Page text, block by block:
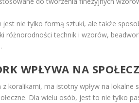
jest nie tylko formą sztuki, ale także
różnorodności technik i wzorów,
WPŁYWA NA
z koralikami, ma istotny wpływ na lokalne
Dla wielu osób, jest to nie tylko